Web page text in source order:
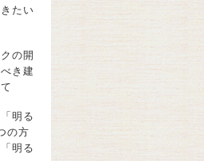
たい
の開
き建
明る
の方
明る